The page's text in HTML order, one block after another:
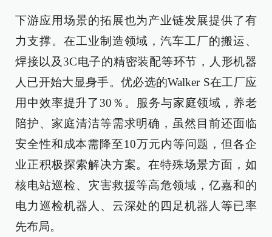
下游应用场景的拓展也为产业链发展提供了有
力支撑。在工业制造领域，汽车工厂的搬运、
焊接以及3C电子的精密装配等环节，人形机器
人已开始大显身手。优必选的Walker S在工厂应
用中效率提升了30％。服务与家庭领域，养老
陪护、家庭清洁等需求明确，虽然目前还面临
安全性和成本需降至10万元内等问题，但各企
业正积极探索解决方案。在特殊场景方面，如
核电站巡检、灾害救援等高危领域，亿嘉和的
电力巡检机器人、云深处的四足机器人等已率
先布局。